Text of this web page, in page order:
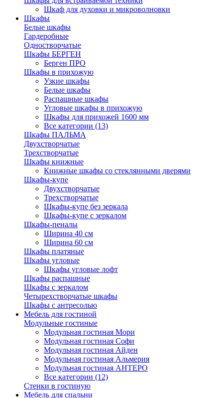
Шкаф для духовки и микроволновки
Шкафы
Белые шкафы
Гардеробные
Одностворчатые
Шкафы БЕРГЕН
Берген ПРО
Шкафы в прихожую
Узкие шкафы
Белые шкафы
Распашные шкафы
Угловые шкафы в прихожую
Шкафы для прихожей 1600 мм
Все категории (13)
Шкафы ПАЛЬМА
Двухстворчатые
Трехстворчатые
Шкафы книжные
Книжные шкафы со стеклянными дверями
Шкафы-купе
Двухстворчатые
Трехстворчатые
Шкафы-купе без зеркала
Шкафы-купе с зеркалом
Шкафы-пеналы
Ширина 40 см
Ширина 60 см
Шкафы платяные
Шкафы угловые
Шкафы угловые лофт
Шкафы распашные
Шкафы с зеркалом
Четырехстворчатые шкафы
Шкафы с антресолью
Мебель для гостиной
Модульные гостиные
Модульная гостиная Мори
Модульная гостиная Софи
Модульная гостиная Айден
Модульная гостиная Альмерия
Модульная гостиная АНТЕРО
Все категории (12)
Стенки в гостиную
Мебель для спальни